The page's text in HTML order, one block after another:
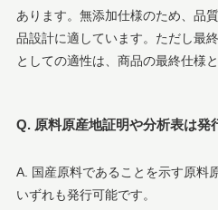
あります。無添加仕様のため、品
品設計に適しています。ただし最
としての適性は、商品の最終仕様
Q. 原料原産地証明や分析表は発
A. 国産原料であることを示す原料
いずれも発行可能です。